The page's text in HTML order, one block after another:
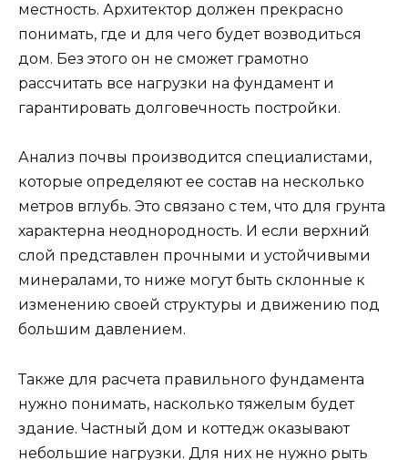
местность. Архитектор должен прекрасно
понимать, где и для чего будет возводиться
дом. Без этого он не сможет грамотно
рассчитать все нагрузки на фундамент и
гарантировать долговечность постройки.
Анализ почвы производится специалистами,
которые определяют ее состав на несколько
метров вглубь. Это связано с тем, что для грунта
характерна неоднородность. И если верхний
слой представлен прочными и устойчивыми
минералами, то ниже могут быть склонные к
изменению своей структуры и движению под
большим давлением.
Также для расчета правильного фундамента
нужно понимать, насколько тяжелым будет
здание. Частный дом и коттедж оказывают
небольшие нагрузки. Для них не нужно рыть